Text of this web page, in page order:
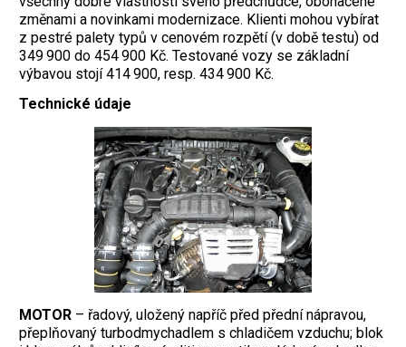
změnami a novinkami modernizace. Klienti mohou vybírat
z pestré palety typů v cenovém rozpětí (v době testu) od
349 900 do 454 900 Kč. Testované vozy se základní
výbavou stojí 414 900, resp. 434 900 Kč.
Technické údaje
MOTOR – řadový, uložený napříč před přední nápravou,
přeplňovaný turbodmychadlem s chladičem vzduchu; blok